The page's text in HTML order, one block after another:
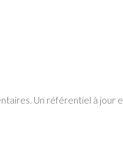
Un référentiel à jour